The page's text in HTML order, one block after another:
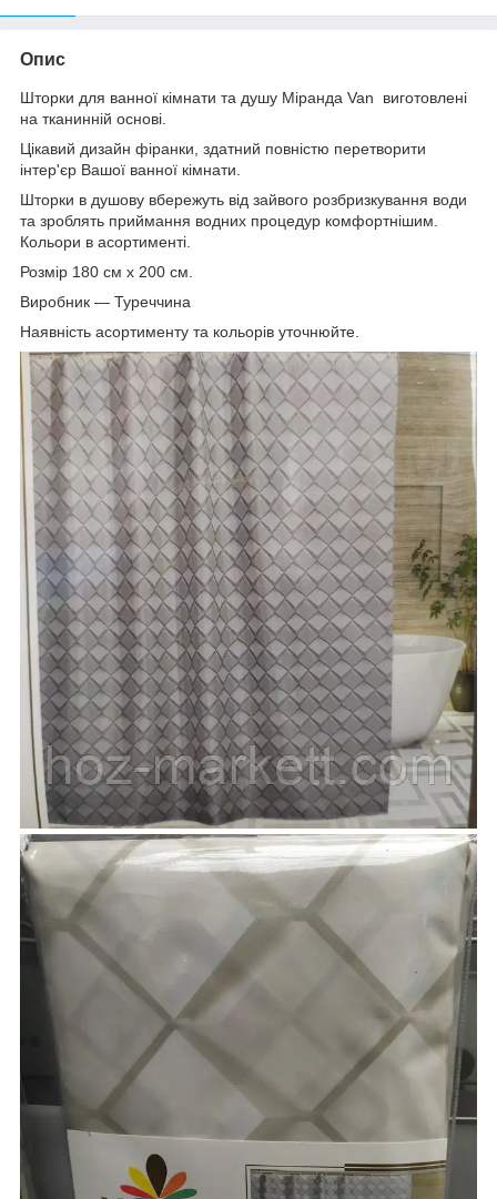
Опис
Шторки для ванної кімнати та душу Міранда Van виготовлені
на тканинній основі.
Цікавий дизайн фіранки, здатний повністю перетворити
інтер'єр Вашої ванної кімнати.
Шторки в душову вбережуть від зайвого розбризкування води
та зроблять приймання водних процедур комфортнішим.
Кольори в асортименті.
Розмір 180 см х 200 см.
Виробник — Туреччина
Наявність асортименту та кольорів уточнюйте.